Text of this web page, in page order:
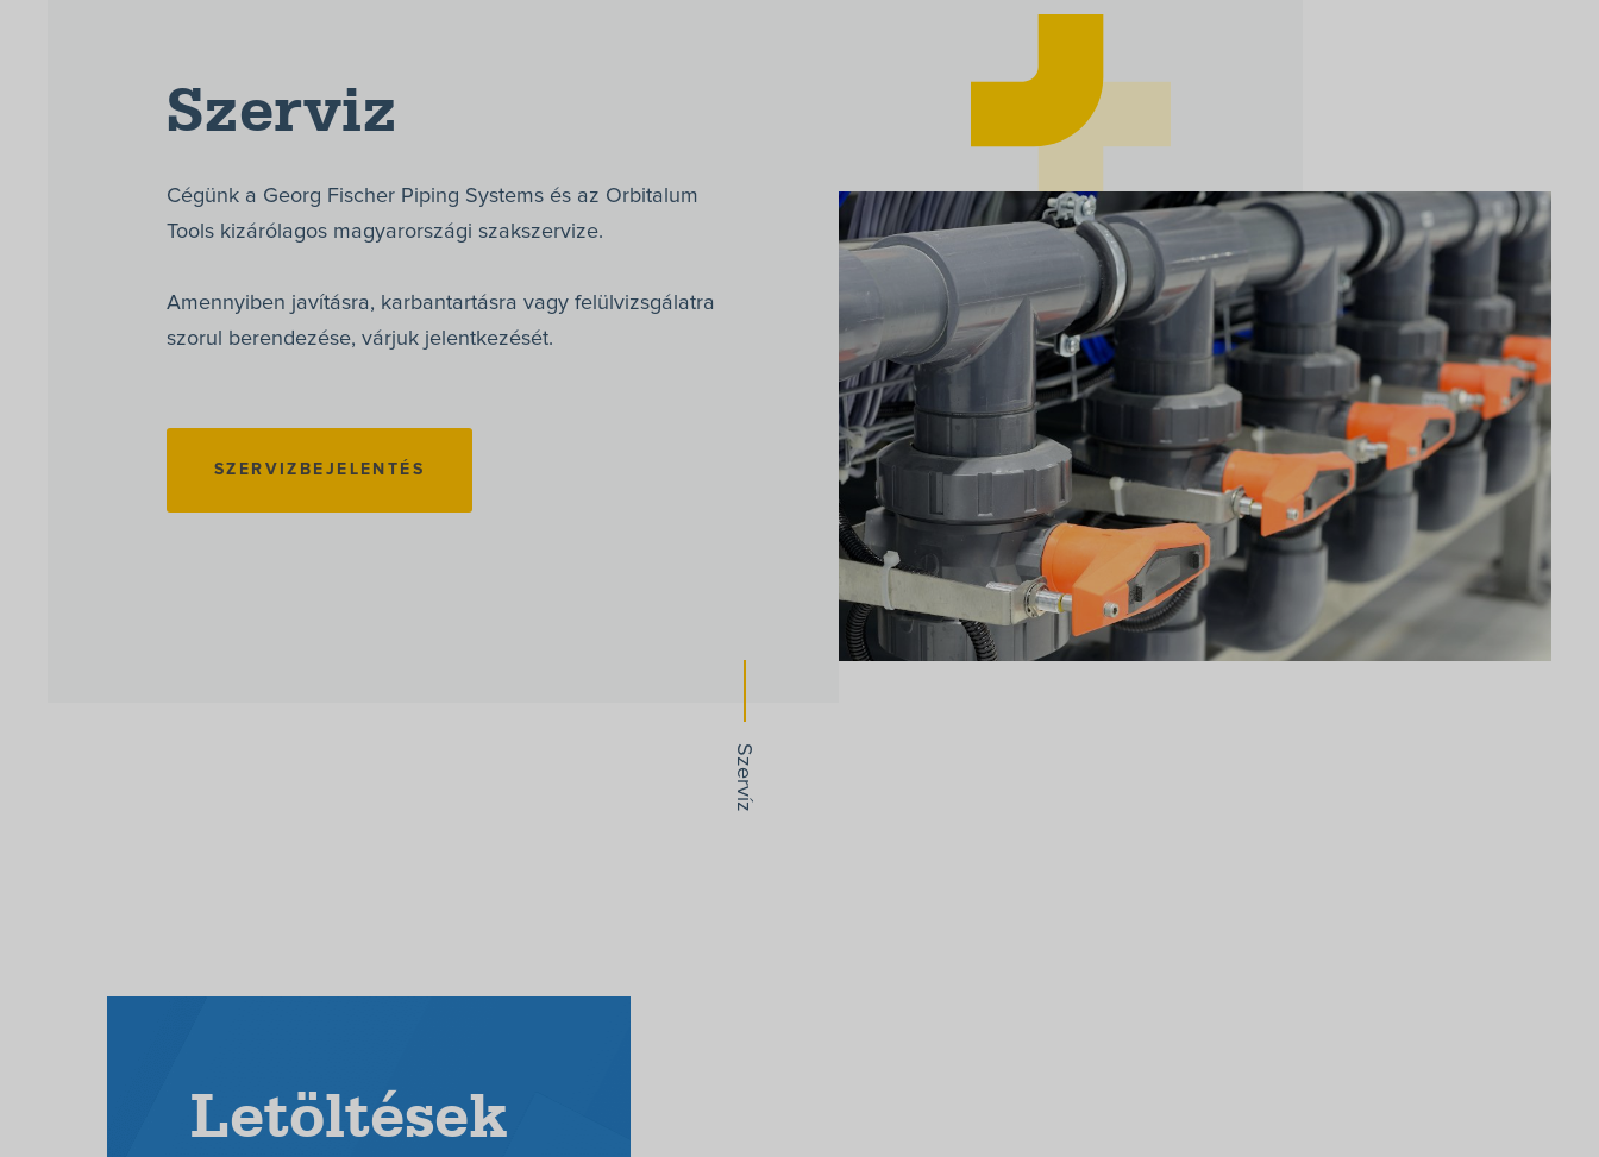
Szerviz
Cégünk a Georg Fischer Piping Systems és az Orbitalum
Tools kizárólagos magyarországi szakszervize.
Amennyiben javításra, karbantartásra vagy felülvizsgálatra
szorul berendezése, várjuk jelentkezését.
SZERVIZBEJELENTÉS
Letöltések